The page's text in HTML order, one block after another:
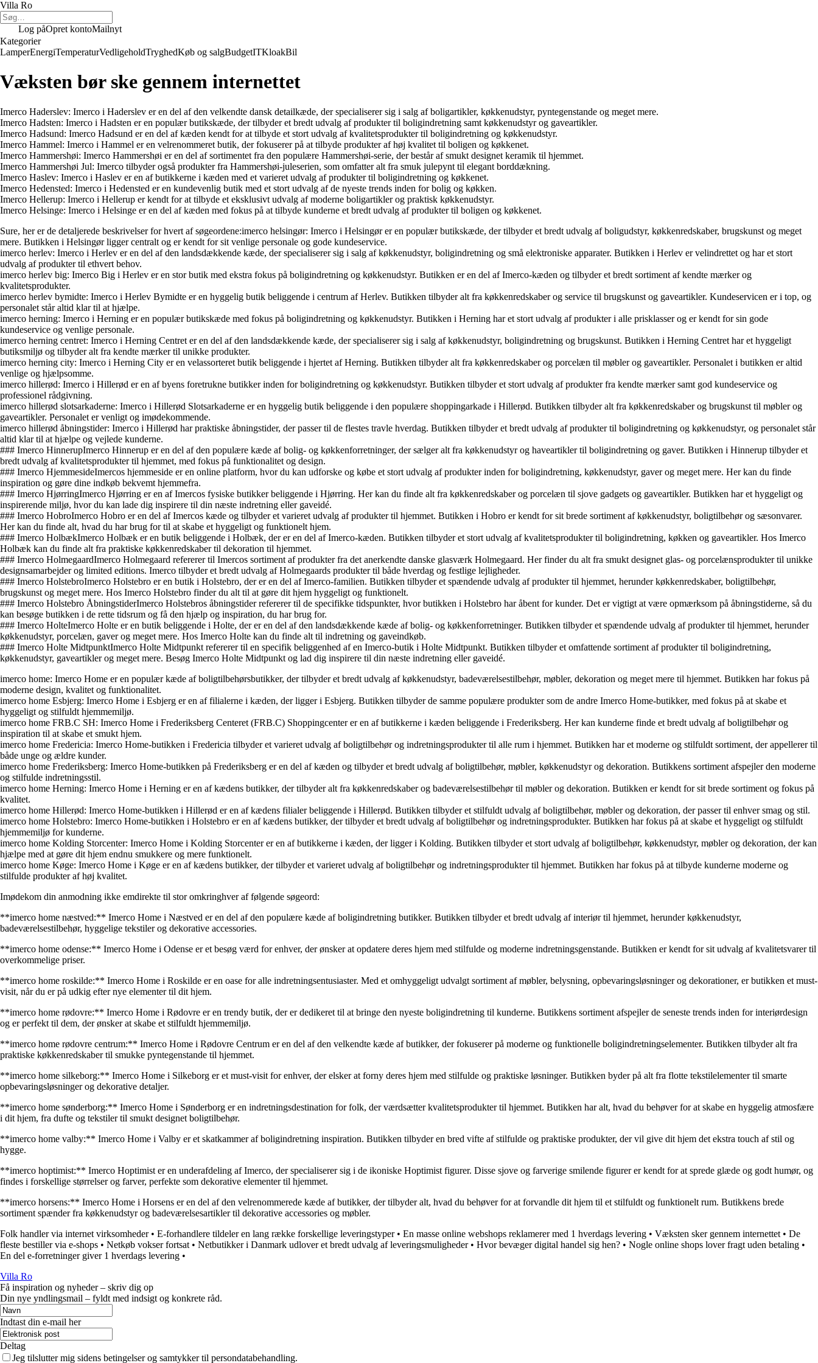
Villa Ro
Log påOpret kontoMailnyt
Kategorier
LamperEnergiTemperaturVedligeholdTryghedKøb og salgBudgetITKloakBil
Væksten bør ske gennem internettet
Imerco Haderslev: Imerco i Haderslev er en del af den velkendte dansk detailkæde, der specialiserer sig i salg af boligartikler, køkkenudstyr, pyntegenstande og meget mere.
Imerco Hadsten: Imerco i Hadsten er en populær butikskæde, der tilbyder et bredt udvalg af produkter til boligindretning samt køkkenudstyr og gaveartikler.
Imerco Hadsund: Imerco Hadsund er en del af kæden kendt for at tilbyde et stort udvalg af kvalitetsprodukter til boligindretning og køkkenudstyr.
Imerco Hammel: Imerco i Hammel er en velrenommeret butik, der fokuserer på at tilbyde produkter af høj kvalitet til boligen og køkkenet.
Imerco Hammershøi: Imerco Hammershøi er en del af sortimentet fra den populære Hammershøi-serie, der består af smukt designet keramik til hjemmet.
Imerco Hammershøi Jul: Imerco tilbyder også produkter fra Hammershøi-juleserien, som omfatter alt fra smuk julepynt til elegant borddækning.
Imerco Haslev: Imerco i Haslev er en af butikkerne i kæden med et varieret udvalg af produkter til boligindretning og køkkenet.
Imerco Hedensted: Imerco i Hedensted er en kundevenlig butik med et stort udvalg af de nyeste trends inden for bolig og køkken.
Imerco Hellerup: Imerco i Hellerup er kendt for at tilbyde et eksklusivt udvalg af moderne boligartikler og praktisk køkkenudstyr.
Imerco Helsinge: Imerco i Helsinge er en del af kæden med fokus på at tilbyde kunderne et bredt udvalg af produkter til boligen og køkkenet.
Sure, her er de detaljerede beskrivelser for hvert af søgeordene:imerco helsingør: Imerco i Helsingør er en populær butikskæde, der tilbyder et bredt udvalg af boligudstyr, køkkenredskaber, brugskunst og meget
mere. Butikken i Helsingør ligger centralt og er kendt for sit venlige personale og gode kundeservice.
imerco herlev: Imerco i Herlev er en del af den landsdækkende kæde, der specialiserer sig i salg af køkkenudstyr, boligindretning og små elektroniske apparater. Butikken i Herlev er velindrettet og har et stort
udvalg af produkter til ethvert behov.
imerco herlev big: Imerco Big i Herlev er en stor butik med ekstra fokus på boligindretning og køkkenudstyr. Butikken er en del af Imerco-kæden og tilbyder et bredt sortiment af kendte mærker og
kvalitetsprodukter.
imerco herlev bymidte: Imerco i Herlev Bymidte er en hyggelig butik beliggende i centrum af Herlev. Butikken tilbyder alt fra køkkenredskaber og service til brugskunst og gaveartikler. Kundeservicen er i top, og
personalet står altid klar til at hjælpe.
imerco herning: Imerco i Herning er en populær butikskæde med fokus på boligindretning og køkkenudstyr. Butikken i Herning har et stort udvalg af produkter i alle prisklasser og er kendt for sin gode
kundeservice og venlige personale.
imerco herning centret: Imerco i Herning Centret er en del af den landsdækkende kæde, der specialiserer sig i salg af køkkenudstyr, boligindretning og brugskunst. Butikken i Herning Centret har et hyggeligt
butiksmiljø og tilbyder alt fra kendte mærker til unikke produkter.
imerco herning city: Imerco i Herning City er en velassorteret butik beliggende i hjertet af Herning. Butikken tilbyder alt fra køkkenredskaber og porcelæn til møbler og gaveartikler. Personalet i butikken er altid
venlige og hjælpsomme.
imerco hillerød: Imerco i Hillerød er en af byens foretrukne butikker inden for boligindretning og køkkenudstyr. Butikken tilbyder et stort udvalg af produkter fra kendte mærker samt god kundeservice og
professionel rådgivning.
imerco hillerød slotsarkaderne: Imerco i Hillerød Slotsarkaderne er en hyggelig butik beliggende i den populære shoppingarkade i Hillerød. Butikken tilbyder alt fra køkkenredskaber og brugskunst til møbler og
gaveartikler. Personalet er venligt og imødekommende.
imerco hillerød åbningstider: Imerco i Hillerød har praktiske åbningstider, der passer til de flestes travle hverdag. Butikken tilbyder et bredt udvalg af produkter til boligindretning og køkkenudstyr, og personalet står
altid klar til at hjælpe og vejlede kunderne.
### Imerco HinnerupImerco Hinnerup er en del af den populære kæde af bolig- og køkkenforretninger, der sælger alt fra køkkenudstyr og haveartikler til boligindretning og gaver. Butikken i Hinnerup tilbyder et
bredt udvalg af kvalitetsprodukter til hjemmet, med fokus på funktionalitet og design.
### Imerco HjemmesideImercos hjemmeside er en online platform, hvor du kan udforske og købe et stort udvalg af produkter inden for boligindretning, køkkenudstyr, gaver og meget mere. Her kan du finde
inspiration og gøre dine indkøb bekvemt hjemmefra.
### Imerco HjørringImerco Hjørring er en af Imercos fysiske butikker beliggende i Hjørring. Her kan du finde alt fra køkkenredskaber og porcelæn til sjove gadgets og gaveartikler. Butikken har et hyggeligt og
inspirerende miljø, hvor du kan lade dig inspirere til din næste indretning eller gaveidé.
### Imerco HobroImerco Hobro er en del af Imercos kæde og tilbyder et varieret udvalg af produkter til hjemmet. Butikken i Hobro er kendt for sit brede sortiment af køkkenudstyr, boligtilbehør og sæsonvarer.
Her kan du finde alt, hvad du har brug for til at skabe et hyggeligt og funktionelt hjem.
### Imerco HolbækImerco Holbæk er en butik beliggende i Holbæk, der er en del af Imerco-kæden. Butikken tilbyder et stort udvalg af kvalitetsprodukter til boligindretning, køkken og gaveartikler. Hos Imerco
Holbæk kan du finde alt fra praktiske køkkenredskaber til dekoration til hjemmet.
### Imerco HolmegaardImerco Holmegaard refererer til Imercos sortiment af produkter fra det anerkendte danske glasværk Holmegaard. Her finder du alt fra smukt designet glas- og porcelænsprodukter til unikke
designsamarbejder og limited editions. Imerco tilbyder et bredt udvalg af Holmegaards produkter til både hverdag og festlige lejligheder.
### Imerco HolstebroImerco Holstebro er en butik i Holstebro, der er en del af Imerco-familien. Butikken tilbyder et spændende udvalg af produkter til hjemmet, herunder køkkenredskaber, boligtilbehør,
brugskunst og meget mere. Hos Imerco Holstebro finder du alt til at gøre dit hjem hyggeligt og funktionelt.
### Imerco Holstebro ÅbningstiderImerco Holstebros åbningstider refererer til de specifikke tidspunkter, hvor butikken i Holstebro har åbent for kunder. Det er vigtigt at være opmærksom på åbningstiderne, så du
kan besøge butikken i de rette tidsrum og få den hjælp og inspiration, du har brug for.
### Imerco HolteImerco Holte er en butik beliggende i Holte, der er en del af den landsdækkende kæde af bolig- og køkkenforretninger. Butikken tilbyder et spændende udvalg af produkter til hjemmet, herunder
køkkenudstyr, porcelæn, gaver og meget mere. Hos Imerco Holte kan du finde alt til indretning og gaveindkøb.
### Imerco Holte MidtpunktImerco Holte Midtpunkt refererer til en specifik beliggenhed af en Imerco-butik i Holte Midtpunkt. Butikken tilbyder et omfattende sortiment af produkter til boligindretning,
køkkenudstyr, gaveartikler og meget mere. Besøg Imerco Holte Midtpunkt og lad dig inspirere til din næste indretning eller gaveidé.
imerco home: Imerco Home er en populær kæde af boligtilbehørsbutikker, der tilbyder et bredt udvalg af køkkenudstyr, badeværelsestilbehør, møbler, dekoration og meget mere til hjemmet. Butikken har fokus på
moderne design, kvalitet og funktionalitet.
imerco home Esbjerg: Imerco Home i Esbjerg er en af filialerne i kæden, der ligger i Esbjerg. Butikken tilbyder de samme populære produkter som de andre Imerco Home-butikker, med fokus på at skabe et
hyggeligt og stilfuldt hjemmemiljø.
imerco home FRB.C SH: Imerco Home i Frederiksberg Centeret (FRB.C) Shoppingcenter er en af butikkerne i kæden beliggende i Frederiksberg. Her kan kunderne finde et bredt udvalg af boligtilbehør og
inspiration til at skabe et smukt hjem.
imerco home Fredericia: Imerco Home-butikken i Fredericia tilbyder et varieret udvalg af boligtilbehør og indretningsprodukter til alle rum i hjemmet. Butikken har et moderne og stilfuldt sortiment, der appellerer til
både unge og ældre kunder.
imerco home Frederiksberg: Imerco Home-butikken på Frederiksberg er en del af kæden og tilbyder et bredt udvalg af boligtilbehør, møbler, køkkenudstyr og dekoration. Butikkens sortiment afspejler den moderne
og stilfulde indretningsstil.
imerco home Herning: Imerco Home i Herning er en af kædens butikker, der tilbyder alt fra køkkenredskaber og badeværelsestilbehør til møbler og dekoration. Butikken er kendt for sit brede sortiment og fokus på
kvalitet.
imerco home Hillerød: Imerco Home-butikken i Hillerød er en af kædens filialer beliggende i Hillerød. Butikken tilbyder et stilfuldt udvalg af boligtilbehør, møbler og dekoration, der passer til enhver smag og stil.
imerco home Holstebro: Imerco Home-butikken i Holstebro er en af kædens butikker, der tilbyder et bredt udvalg af boligtilbehør og indretningsprodukter. Butikken har fokus på at skabe et hyggeligt og stilfuldt
hjemmemiljø for kunderne.
imerco home Kolding Storcenter: Imerco Home i Kolding Storcenter er en af butikkerne i kæden, der ligger i Kolding. Butikken tilbyder et stort udvalg af boligtilbehør, køkkenudstyr, møbler og dekoration, der kan
hjælpe med at gøre dit hjem endnu smukkere og mere funktionelt.
imerco home Køge: Imerco Home i Køge er en af kædens butikker, der tilbyder et varieret udvalg af boligtilbehør og indretningsprodukter til hjemmet. Butikken har fokus på at tilbyde kunderne moderne og
stilfulde produkter af høj kvalitet.
Imødekom din anmodning ikke emdirekte til stor omkringhver af følgende søgeord:
**imerco home næstved:** Imerco Home i Næstved er en del af den populære kæde af boligindretning butikker. Butikken tilbyder et bredt udvalg af interiør til hjemmet, herunder køkkenudstyr,
badeværelsestilbehør, hyggelige tekstiler og dekorative accessories.
**imerco home odense:** Imerco Home i Odense er et besøg værd for enhver, der ønsker at opdatere deres hjem med stilfulde og moderne indretningsgenstande. Butikken er kendt for sit udvalg af kvalitetsvarer til
overkommelige priser.
**imerco home roskilde:** Imerco Home i Roskilde er en oase for alle indretningsentusiaster. Med et omhyggeligt udvalgt sortiment af møbler, belysning, opbevaringsløsninger og dekorationer, er butikken et must-
visit, når du er på udkig efter nye elementer til dit hjem.
**imerco home rødovre:** Imerco Home i Rødovre er en trendy butik, der er dedikeret til at bringe den nyeste boligindretning til kunderne. Butikkens sortiment afspejler de seneste trends inden for interiørdesign
og er perfekt til dem, der ønsker at skabe et stilfuldt hjemmemiljø.
**imerco home rødovre centrum:** Imerco Home i Rødovre Centrum er en del af den velkendte kæde af butikker, der fokuserer på moderne og funktionelle boligindretningselementer. Butikken tilbyder alt fra
praktiske køkkenredskaber til smukke pyntegenstande til hjemmet.
**imerco home silkeborg:** Imerco Home i Silkeborg er et must-visit for enhver, der elsker at forny deres hjem med stilfulde og praktiske løsninger. Butikken byder på alt fra flotte tekstilelementer til smarte
opbevaringsløsninger og dekorative detaljer.
**imerco home sønderborg:** Imerco Home i Sønderborg er en indretningsdestination for folk, der værdsætter kvalitetsprodukter til hjemmet. Butikken har alt, hvad du behøver for at skabe en hyggelig atmosfære
i dit hjem, fra dufte og tekstiler til smukt designet boligtilbehør.
**imerco home valby:** Imerco Home i Valby er et skatkammer af boligindretning inspiration. Butikken tilbyder en bred vifte af stilfulde og praktiske produkter, der vil give dit hjem det ekstra touch af stil og
hygge.
**imerco hoptimist:** Imerco Hoptimist er en underafdeling af Imerco, der specialiserer sig i de ikoniske Hoptimist figurer. Disse sjove og farverige smilende figurer er kendt for at sprede glæde og godt humør, og
findes i forskellige størrelser og farver, perfekte som dekorative elementer til hjemmet.
**imerco horsens:** Imerco Home i Horsens er en del af den velrenommerede kæde af butikker, der tilbyder alt, hvad du behøver for at forvandle dit hjem til et stilfuldt og funktionelt rum. Butikkens brede
sortiment spænder fra køkkenudstyr og badeværelsesartikler til dekorative accessories og møbler.
Folk handler via internet virksomheder• E-forhandlere tildeler en lang række forskellige leveringstyper• En masse online webshops reklamerer med 1 hverdags levering • Væksten sker gennem internettet • De
fleste bestiller via e-shops • Netkøb vokser fortsat • Netbutikker i Danmark udlover et bredt udvalg af leveringsmuligheder• Hvor bevæger digital handel sig hen? • Nogle online shops lover fragt uden betaling •
En del e-forretninger giver 1 hverdags levering •
Villa Ro
Få inspiration og nyheder – skriv dig op
Din nye yndlingsmail – fyldt med indsigt og konkrete råd.
Indtast din e-mail her
Deltag
Jeg tilslutter mig sidens betingelser og samtykker til persondatabehandling.